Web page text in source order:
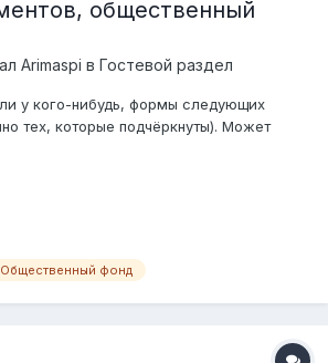
общественный
Arimaspi в Гостевой раздел
ли у кого-нибудь, формы следующих
тех, которые подчёркнуты). Может
в качестве примера :)
Общественный фонд